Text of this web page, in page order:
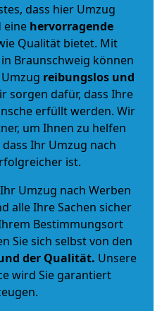
dass hier Umzug
eine hervorragende
Qualität bietet. Mit
Braunschweig können
reibungslos und
sorgen dafür, dass Ihre
erfüllt werden. Wir
um Ihnen zu helfen
Ihr Umzug nach
ist.
Umzug nach Werben
alle Ihre Sachen sicher
Bestimmungsort
Sie sich selbst von den
der Qualität. Unsere
wird Sie garantiert